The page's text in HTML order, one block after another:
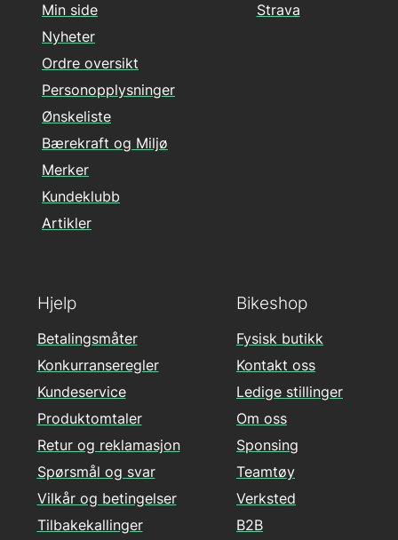
Strava
Hjelp
Betalingsmåter
Konkurranseregler
Kundeservice
Produktomtaler
Retur og reklamasjon
Spørsmål og svar
Vilkår og betingelser
Tilbakekallinger
Min side
Nyheter
Ordre oversikt
Personopplysninger
Ønskeliste
Bærekraft og Miljø
Merker
Kundeklubb
Artikler
Bikeshop
Fysisk butikk
Kontakt oss
Ledige stillinger
Om oss
Sponsing
Teamtøy
Verksted
B2B